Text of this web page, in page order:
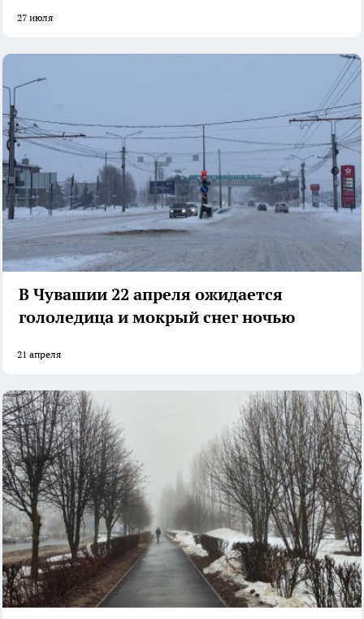
27 июля
В Чувашии 22 апреля ожидается
гололедица и мокрый снег ночью
21 апреля